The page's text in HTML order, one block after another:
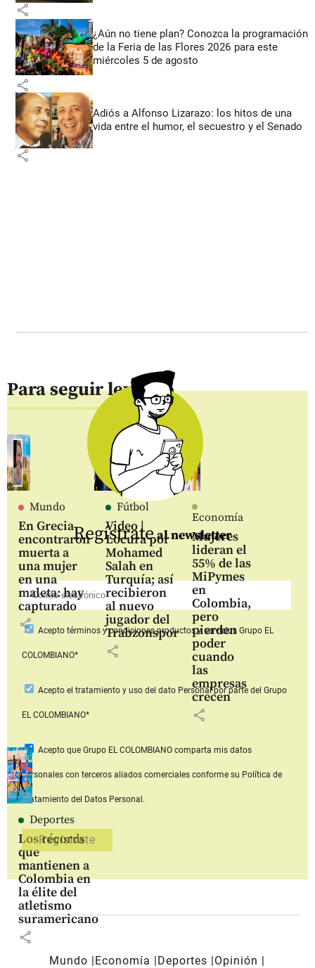
share
¿Aún no tiene plan? Conozca la programación
de la Feria de las Flores 2026 para este
miércoles 5 de agosto
share
Adiós a Alfonso Lizarazo: los hitos de una
vida entre el humor, el secuestro y el Senado
share
Para seguir leyendo
Mundo
En Grecia
encontraron
muerta a
una mujer
en una
maleta: hay
capturado
share
Fútbol
Video |
Locura por
Mohamed
Salah en
Turquía; así
recibieron
al nuevo
jugador del
Trabzonspor
share
Economía
Mujeres
lideran el
55% de las
MiPymes
en
Colombia,
pero
pierden
poder
cuando
las
empresas
crecen
share
Deportes
Los récords
que
mantienen a
Colombia en
la élite del
atletismo
suramericano
share
Regístrateal newsletter
Aceptotérminos y condiciones productos y serviciosGrupo EL
COLOMBIANO*
Acepto el tratamiento y uso del dato Personalpor parte del Grupo
EL COLOMBIANO*
Acepto que Grupo EL COLOMBIANOcomparta mis datos
personales con terceros aliados comerciales conforme su Política de
Tratamiento del Datos Personal.
Mundo Economía Deportes
Opinión